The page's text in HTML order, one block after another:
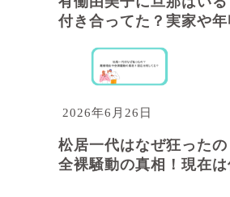
付き合ってた？実家や年
2026年6月26日
松居一代はなぜ狂った
全裸騒動の真相！現在は